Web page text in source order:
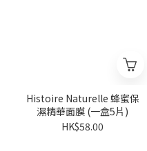
Histoire Naturelle 蜂蜜保
濕精華面膜 (一盒5片)
HK$58.00